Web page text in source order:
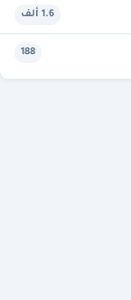
1.6 ألف
188